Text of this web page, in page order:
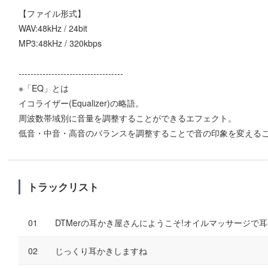
【ファイル形式】
WAV:48kHz / 24bit
MP3:48kHz / 320kbps
-----------------------------------
※「EQ」とは
イコライザー(Equalizer)の略語。
周波数帯域別に音量を調整することができるエフェクト。
低音・中音・高音のバランスを調整することで音の印象を変えるこ
トラックリスト
DTMerの耳かき屋さんにようこそ!オイルマッサージで
じっくり耳かきしますね